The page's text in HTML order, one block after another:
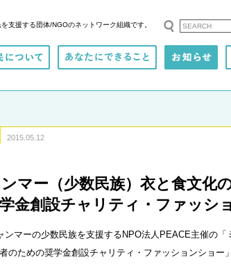
支援する 団体/NGOのネットワーク組織です。
2015.05.12
マー（少数民族）衣と食文化
金創設チャリティ・ファッシ
ンマーの少数民族を支援するNPO法人PEACE主催の
のための奨学金創設チャリティ・ファッションショー